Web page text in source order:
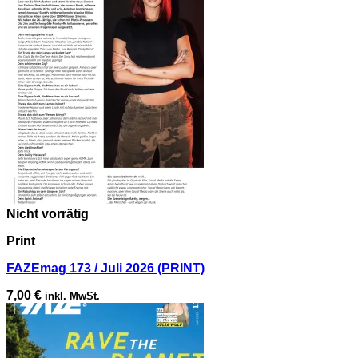
Nicht vorrätig
Print
FAZEmag 173 / Juli 2026 (PRINT)
7,00 € inkl. MwSt.